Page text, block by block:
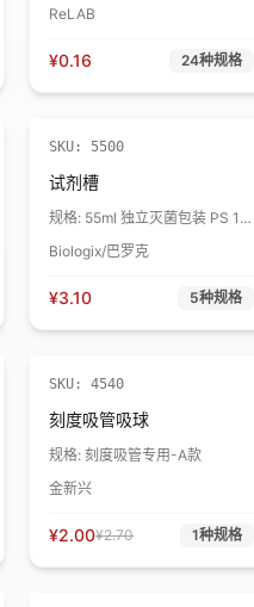
ReLAB
¥0.16 24种规格
SKU: 5500
试剂槽
规格: 55ml 独立灭菌包装 PS 1
Biologix/巴罗克
¥3.10 5种规格
SKU:4540
刻度吸管吸球
规格:刻度吸管专用-A款
金新兴
¥2.00¥2.70 1种规格